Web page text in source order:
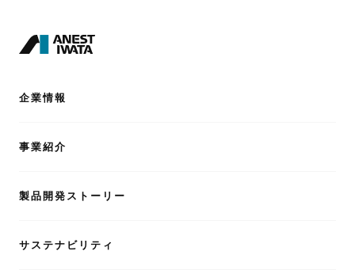
企業情報
事業紹介
製品開発ストーリー
サステナビリティ